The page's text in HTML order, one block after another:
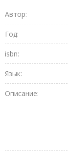
Автор:
Год:
isbn:
Язык:
Описание: